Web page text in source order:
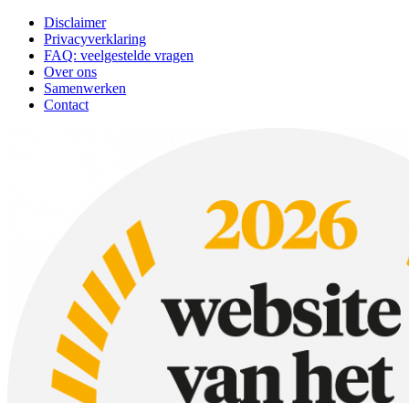
Disclaimer
Privacyverklaring
FAQ: veelgestelde vragen
Over ons
Samenwerken
Contact